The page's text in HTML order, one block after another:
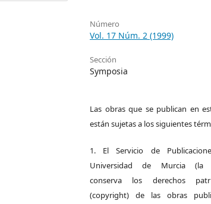
Número
Vol. 17 Núm. 2 (1999)
Sección
Symposia
Las obras que se publican en
están sujetas a los siguientes
1. El Servicio de
Universidad de Murcia (la
conserva los derechos
(copyright) de las obras